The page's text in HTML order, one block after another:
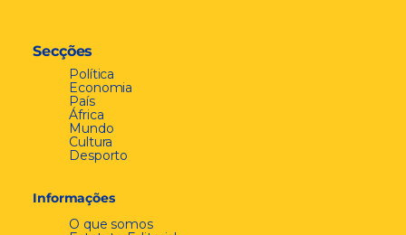
Secções
Política
Economia
País
África
Mundo
Cultura
Desporto
Informações
O que somos